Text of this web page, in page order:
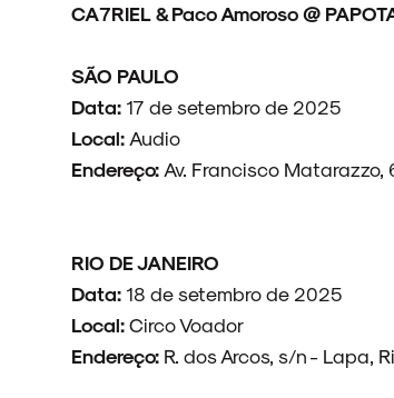
CA7RIEL & Paco Amoroso @
SÃO PAULO
Data: 17 de setembro de 2025
Local: Audio
Endereço: Av. Francisco
RIO DE JANEIRO
Data: 18 de setembro de 2025
Local:Circo Voador
Endereço: R. dos Arcos, s/n - Lapa,